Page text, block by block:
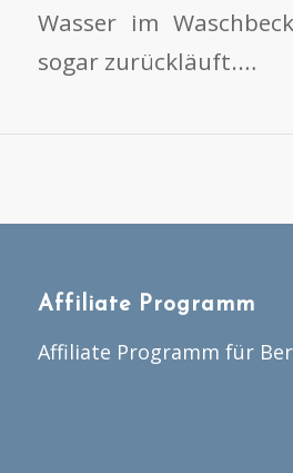
Wasser im
sogar zurückläuft.…
Affiliate Programm
Affiliate Programm für